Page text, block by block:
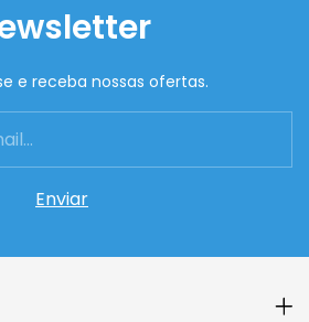
e receba nossas ofertas.